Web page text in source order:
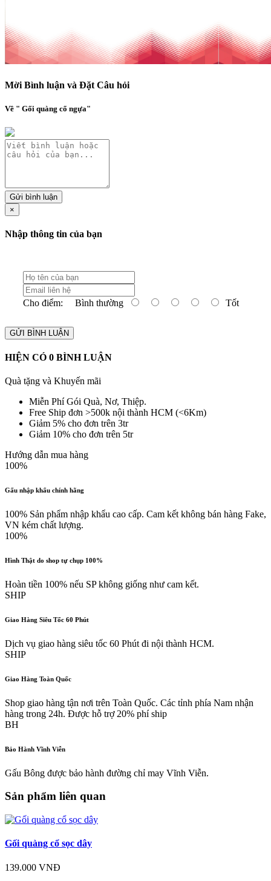
Mời Bình luận và Đặt Câu hỏi
Về " Gối quàng cổ ngựa"
Gửi bình luận
×
Nhập thông tin của bạn
Cho điểm: Bình thường Tốt
GỬI BÌNH LUẬN
HIỆN CÓ 0 BÌNH LUẬN
Quà tặng và Khuyến mãi
Miễn Phí Gói Quà, Nơ, Thiệp.
Free Ship đơn >500k nội thành HCM (<6Km)
Giảm 5% cho đơn trên 3tr
Giảm 10% cho đơn trên 5tr
Hướng dẫn mua hàng
100%
Gấu nhập khẩu chính hãng
100% Sản phẩm nhập khẩu cao cấp. Cam kết không bán hàng Fake,
VN kém chất lượng.
100%
Hình Thật do shop tự chụp 100%
Hoàn tiền 100% nếu SP không giống như cam kết.
SHIP
Giao Hàng Siêu Tốc 60 Phút
Dịch vụ giao hàng siêu tốc 60 Phút đi nội thành HCM.
SHIP
Giao Hàng Toàn Quốc
Shop giao hàng tận nơi trên Toàn Quốc. Các tỉnh phía Nam nhận
hàng trong 24h. Được hỗ trợ 20% phí ship
BH
Bảo Hành Vĩnh Viễn
Gấu Bông được bảo hành đường chỉ may Vĩnh Viễn.
Sản phẩm liên quan
Gối quàng cổ sọc dây
139.000 VNĐ